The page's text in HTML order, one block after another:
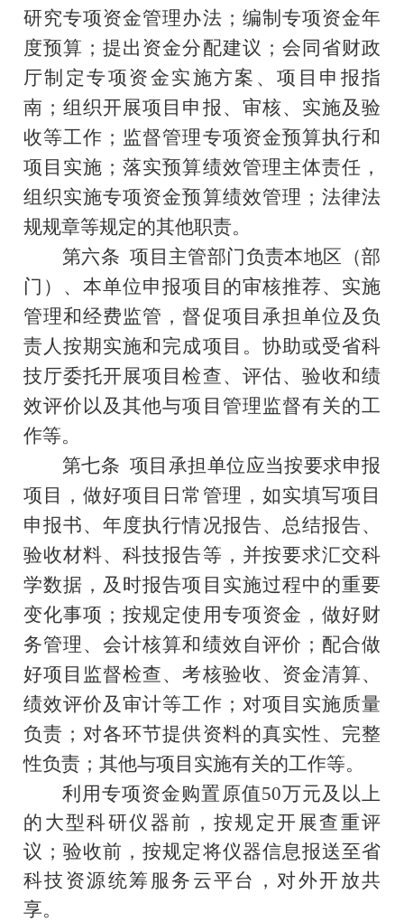
研究专项资金管理办法；编制专项资金年
度预算；提出资金分配建议；会同省财政
厅制定专项资金实施方案、项目申报指
南；组织开展项目申报、审核、实施及验
收等工作；监督管理专项资金预算执行和
项目实施；落实预算绩效管理主体责任，
组织实施专项资金预算绩效管理；法律法
规规章等规定的其他职责。
第六条 项 目主管部门负责本地区（部
门）、本单位申报项目的审核推荐、实施
管理和经费监管，督促项目承担单位及负
责人按期实施和完成项目。协助或受省科
技厅委托开展项目检查、评估、验收和绩
效评价以及其他与项目管理监督有关的工
作等。
第七条 项目承担单位应当按要求申报
项目，做好项目日常管理，如实填写项目
申报书、年度执行情况报告、总结报告、
验收材料、科技报告等，并按要求汇交科
学数据，及时报告项目实施过程中的重要
变化事项；按规定使用专项资金，做好财
务管理、会计核算和绩效自评价；配合做
好项目监督检查、考核验收、资金清算、
绩效评价及审计等工作；对项目实施质量
负责；对各环节提供资料的真实性、完整
性负责 ；其他与项目实施有关的工作等。
利用专项资金购置原值50万元及以上
的 大型科研仪器前，按规定开展查重评
议；验收前，按规定将仪器信息报送至省
科技资源统筹服务云平台，对外开放共
享。